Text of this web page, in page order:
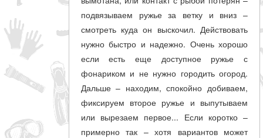
подвязываем ружье за ветку и вниз –
смотреть куда он выскочил. Действовать
нужно быстро и надежно. Очень хорошо
если есть еще доступное ружье с
фонариком и не нужно городить огород.
Дальше – находим, спокойно добиваем,
фиксируем второе ружье и выпутываем
или вырезаем первое... Если коротко –
примерно так – хотя вариантов может